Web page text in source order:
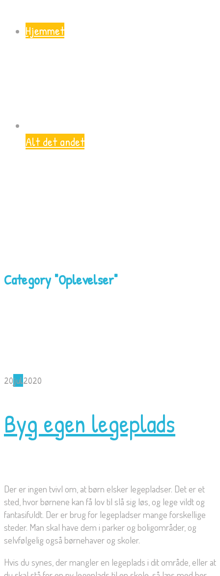
Hjemmet
Alt det andet
Category "Oplevelser"
20jul2020
Byg egen legeplads
Der er ingen tvivl om, at børn elsker legepladser. Det er et
sted, hvor børnene kan få lov til slå sig løs, og lege vildt og
fantasifuldt. Der er brug for legepladser mange forskellige
steder. Man skal have dem i parker og boligområder, og
selvfølgelig også børnehaver og skoler.
Hvis du synes, der mangler en legeplads i dit område, eller at